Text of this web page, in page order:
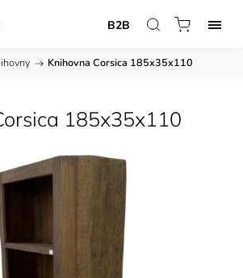
B2B
/ Knihovna Corsica 185x35x110
185x35x110